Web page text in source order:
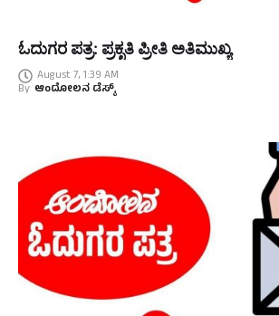
ಓದುಗರ ಪತ್ರ: ಪ್ರಕೃತಿ ಪ್ರೀತಿ ಅತಿಮುಖ್ಯ
August 7, 1:39 AM
By ಆಂದೋಲನ ಡೆಸ್ಕ್